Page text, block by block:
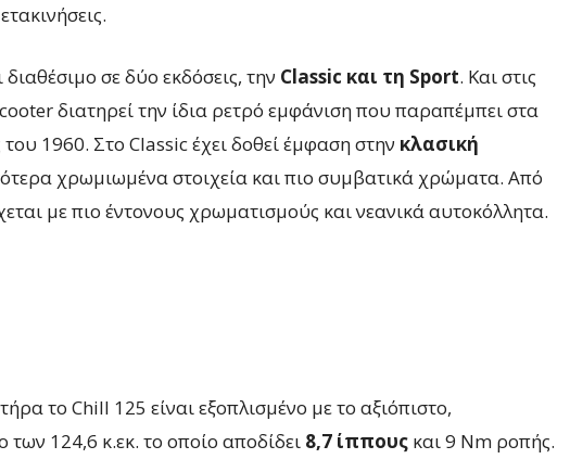
διαθέσιμο σε δύο εκδόσεις, την Classic και τη Sport. Και στις
διατηρεί την ίδια ρετρό εμφάνιση που παραπέμπει στα
1960. Στο Classic έχει δοθεί έμφαση στην κλασική
χρωμιωμένα στοιχεία και πιο συμβατικά χρώματα. Από
με πιο έντονους χρωματισμούς και νεανικά αυτοκόλλητα.
το Chill 125 είναι εξοπλισμένο με το αξιόπιστο,
124,6 κ.εκ. το οποίο αποδίδει 8,7 ίππους και 9 Nm ροπής.